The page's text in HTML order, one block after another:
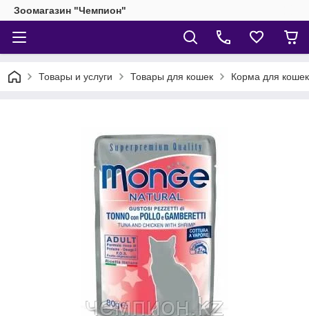
Зоомагазин "Чемпион"
Товары и услуги Товары для кошек Корма для кошек